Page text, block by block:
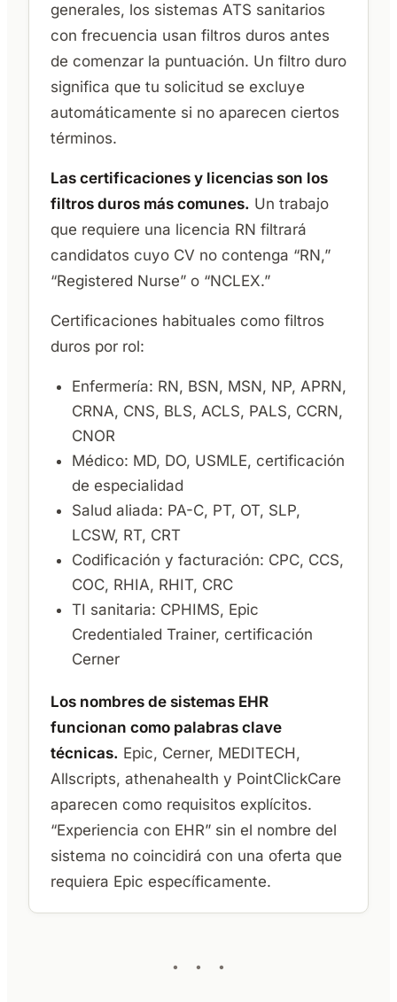
generales, los sistemas ATS sanitarios
con frecuencia usan filtros duros antes
de comenzar la puntuación. Un filtro duro
significa que tu solicitud se excluye
automáticamente si no aparecen ciertos
términos.
Las certificaciones y licencias son los
filtros duros más comunes. Un trabajo
que requiere una licencia RN filtrará
candidatos cuyo CV no contenga “RN,”
“Registered Nurse” o “NCLEX.”
Certificaciones habituales como filtros
duros por rol:
Enfermería: RN, BSN, MSN, NP, APRN,
CRNA, CNS, BLS, ACLS, PALS, CCRN,
CNOR
Médico: MD, DO, USMLE, certificación
de especialidad
Salud aliada: PA-C, PT, OT, SLP,
LCSW, RT, CRT
Codificación y facturación: CPC, CCS,
COC, RHIA, RHIT, CRC
TI sanitaria: CPHIMS, Epic
Credentialed Trainer, certificación
Cerner
Los nombres de sistemas EHR
funcionan como palabras clave
técnicas. Epic, Cerner, MEDITECH,
Allscripts, athenahealth y PointClickCare
aparecen como requisitos explícitos.
“Experiencia con EHR” sin el nombre del
sistema no coincidirá con una oferta que
requiera Epic específicamente.